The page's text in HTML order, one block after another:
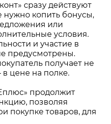
сразу действуют
нужно копить бонусы,
или
условия.
и участие в
предусмотрены.
получает не
в цене на полке.
продолжит
позволяя
покупке товаров, для